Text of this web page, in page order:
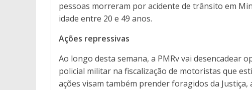
pessoas morreram por acidente de trânsito em
idade entre 20 e 49 anos.
Ações repressivas
Ao longo desta semana, a PMRv vai desencadear
policial militar na fiscalização de motoristas que
ações visam também prender foragidos da